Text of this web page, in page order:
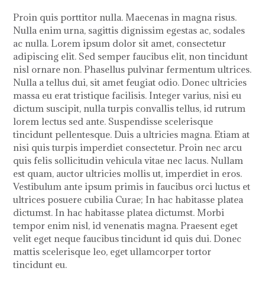
Proin quis porttitor nulla. Maecenas in magna risus.
Nulla enim urna, sagittis dignissim egestas ac, sodales
ac nulla. Lorem ipsum dolor sit amet, consectetur
adipiscing elit. Sed semper faucibus elit, non tincidunt
nisl ornare non. Phasellus pulvinar fermentum ultrices.
Nulla a tellus dui, sit amet feugiat odio. Donec ultricies
massa eu erat tristique facilisis. Integer varius, nisi eu
dictum suscipit, nulla turpis convallis tellus, id rutrum
lorem lectus sed ante. Suspendisse scelerisque
tincidunt pellentesque. Duis a ultricies magna. Etiam at
nisi quis turpis imperdiet consectetur. Proin nec arcu
quis felis sollicitudin vehicula vitae nec lacus. Nullam
est quam, auctor ultricies mollis ut, imperdiet in eros.
Vestibulum ante ipsum primis in faucibus orci luctus et
ultrices posuere cubilia Curae; In hac habitasse platea
dictumst. In hac habitasse platea dictumst. Morbi
tempor enim nisl, id venenatis magna. Praesent eget
velit eget neque faucibus tincidunt id quis dui. Donec
mattis scelerisque leo, eget ullamcorper tortor
tincidunt eu.